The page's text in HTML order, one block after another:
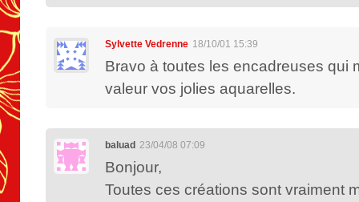
Sylvette Vedrenne 18/10/01 15:39
Bravo à toutes les encadreuses qui
valeur vos jolies aquarelles.
baluad 23/04/08 07:09
Bonjour,
Toutes ces créations sont vraiment